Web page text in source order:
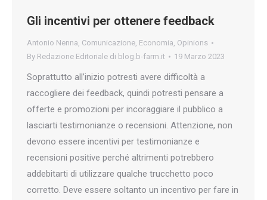
Gli incentivi per ottenere feedback
Antonio Nenna, Comunicazione, Economia, Opinions
By Redazione Editoriale di blog.b-farm.it 19 Marzo 2023
Soprattutto all’inizio potresti avere difficoltà a
raccogliere dei feedback, quindi potresti pensare a
offerte e promozioni per incoraggiare il pubblico a
lasciarti testimonianze o recensioni. Attenzione, non
devono essere incentivi per testimonianze e
recensioni positive perché altrimenti potrebbero
addebitarti di utilizzare qualche trucchetto poco
corretto. Deve essere soltanto un incentivo per fare in